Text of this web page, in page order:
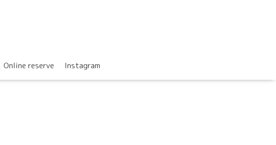
Online reserve Instagram